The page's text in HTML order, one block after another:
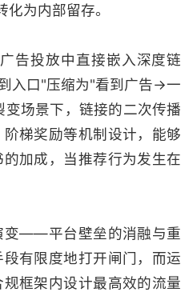
为内部留存。
告投放中直接嵌入深度链
入口"压缩为"看到广告→一
场景下，链接的二次传播
梯奖励等机制设计，能够
加成，当推荐行为发生在
变——平台壁垒的消融与重
有限度地打开闸门，而运
框架内设计最高效的流量